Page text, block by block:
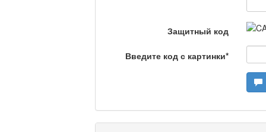
Актуальный
Защитный код
Введите код с картинки*